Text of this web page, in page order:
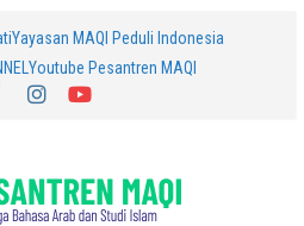
Yayasan MAQI Peduli Indonesia
Youtube Pesantren MAQI